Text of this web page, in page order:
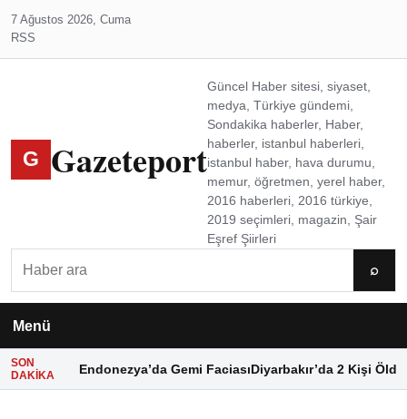
7 Ağustos 2026, Cuma
RSS
G Gazeteport
Güncel Haber sitesi, siyaset,
medya, Türkiye gündemi,
Sondakika haberler, Haber,
haberler, istanbul haberleri,
istanbul haber, hava durumu,
memur, öğretmen, yerel haber,
2016 haberleri, 2016 türkiye,
2019 seçimleri, magazin, Şair
Eşref Şiirleri
⌕
Menü
SON
DAKIKA
Endonezya’da Gemi FaciasıDiyarbakır’da 2 Kişi Öldü